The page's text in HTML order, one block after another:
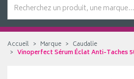
Accueil Marque
Caudalie
Vinoperfect Sérum Éclat Anti-Taches